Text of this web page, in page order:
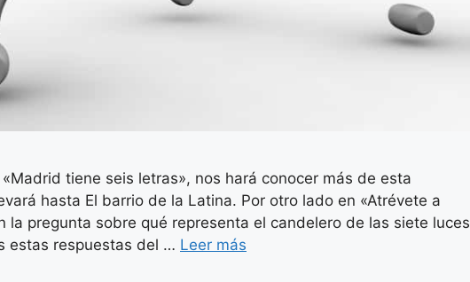
tiene seis letras», nos hará conocer más de esta
hasta El barrio de la Latina. Por otro lado en «Atrévete a
la pregunta sobre qué representa el candelero de las siete luces
estas respuestas del … Leer más